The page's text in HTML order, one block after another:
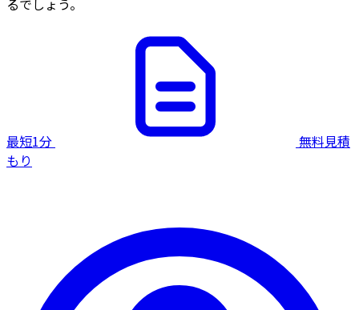
最短1分
無料見積
もり